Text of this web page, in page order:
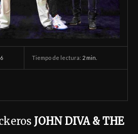
Tiempo de lectura: 2 min.
JOHN DIVA & THE